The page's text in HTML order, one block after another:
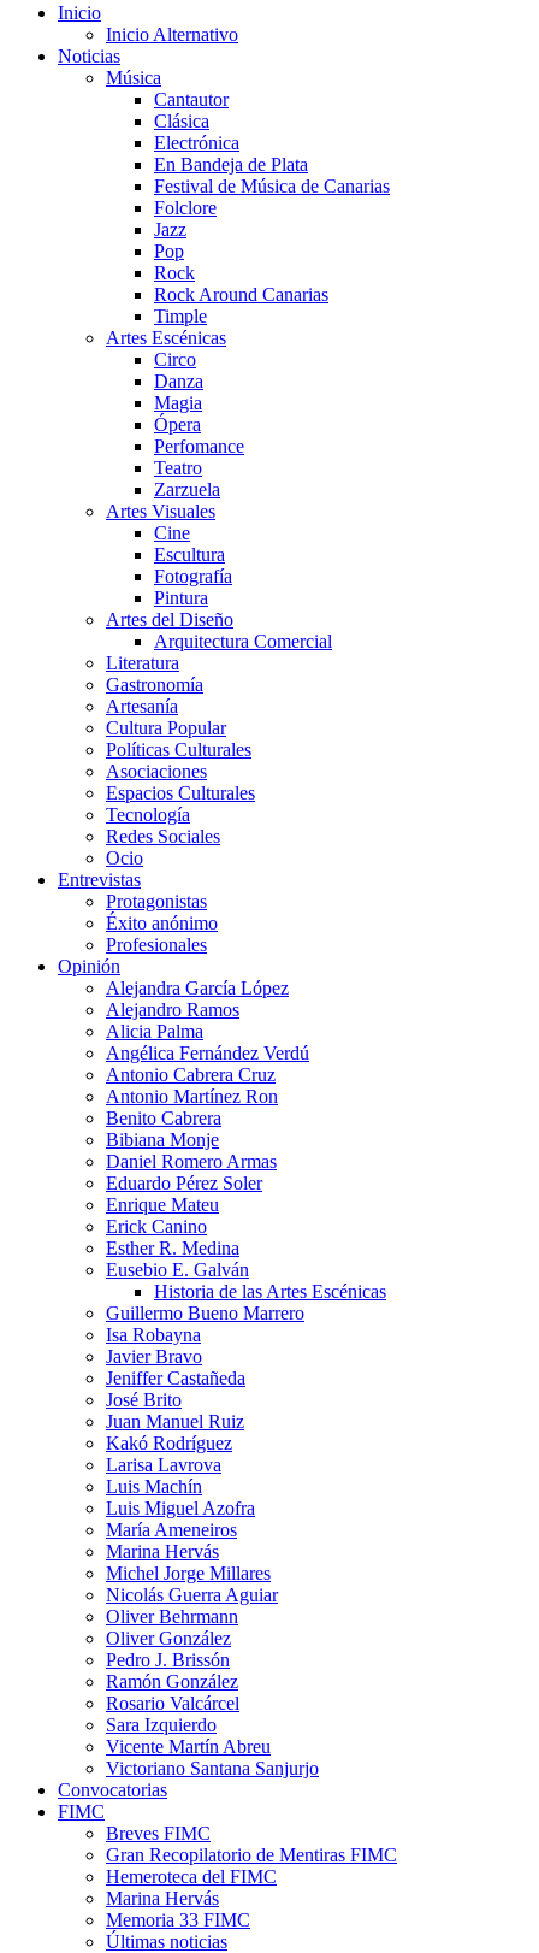
Inicio
Inicio Alternativo
Noticias
Música
Cantautor
Clásica
Electrónica
En Bandeja de Plata
Festival de Música de Canarias
Folclore
Jazz
Pop
Rock
Rock Around Canarias
Timple
Artes Escénicas
Circo
Danza
Magia
Ópera
Perfomance
Teatro
Zarzuela
Artes Visuales
Cine
Escultura
Fotografía
Pintura
Artes del Diseño
Arquitectura Comercial
Literatura
Gastronomía
Artesanía
Cultura Popular
Políticas Culturales
Asociaciones
Espacios Culturales
Tecnología
Redes Sociales
Ocio
Entrevistas
Protagonistas
Éxito anónimo
Profesionales
Opinión
Alejandra García López
Alejandro Ramos
Alicia Palma
Angélica Fernández Verdú
Antonio Cabrera Cruz
Antonio Martínez Ron
Benito Cabrera
Bibiana Monje
Daniel Romero Armas
Eduardo Pérez Soler
Enrique Mateu
Erick Canino
Esther R. Medina
Eusebio E. Galván
Historia de las Artes Escénicas
Guillermo Bueno Marrero
Isa Robayna
Javier Bravo
Jeniffer Castañeda
José Brito
Juan Manuel Ruiz
Kakó Rodríguez
Larisa Lavrova
Luis Machín
Luis Miguel Azofra
María Ameneiros
Marina Hervás
Michel Jorge Millares
Nicolás Guerra Aguiar
Oliver Behrmann
Oliver González
Pedro J. Brissón
Ramón González
Rosario Valcárcel
Sara Izquierdo
Vicente Martín Abreu
Victoriano Santana Sanjurjo
Convocatorias
FIMC
Breves FIMC
Gran Recopilatorio de Mentiras FIMC
Hemeroteca del FIMC
Marina Hervás
Memoria 33 FIMC
Últimas noticias